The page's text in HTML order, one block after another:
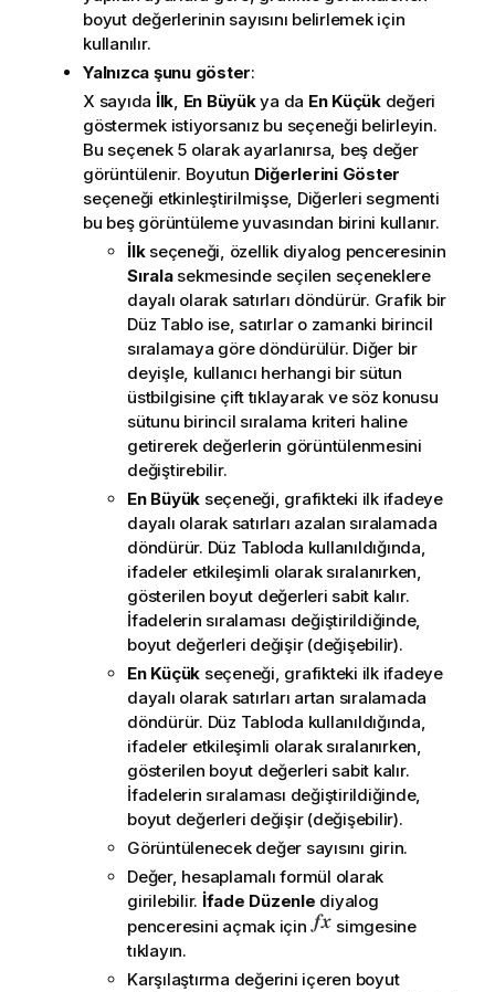
boyut değerlerinin sayısını belirlemek için
kullanılır.
Yalnızca şunu göster:
X sayıda İlk, En Büyükya da En Küçükdeğeri
göstermek istiyorsanız bu seçeneği belirleyin.
Bu seçenek 5 olarak ayarlanırsa, beş değer
görüntülenir. Boyutun Diğerlerini Göster
seçeneği etkinleştirilmişse, Diğerleri segmenti
bu beş görüntüleme yuvasından birini kullanır.
İlkseçeneği, özellik diyalog penceresinin
Sıralasekmesinde seçilen seçeneklere
dayalı olarak satırları döndürür. Grafik bir
Düz Tablo ise, satırlar o zamanki birincil
sıralamaya göre döndürülür. Diğer bir
deyişle, kullanıcı herhangi bir sütun
üstbilgisine çift tıklayarak ve söz konusu
sütunu birincil sıralama kriteri haline
getirerek değerlerin görüntülenmesini
değiştirebilir.
En Büyük seçeneği, grafikteki ilk ifadeye
dayalı olarak satırları azalan sıralamada
döndürür. Düz Tabloda kullanıldığında,
ifadeler etkileşimli olarak sıralanırken,
gösterilen boyut değerleri sabit kalır.
İfadelerin sıralaması değiştirildiğinde,
boyut değerleri değişir (değişebilir).
En Küçük seçeneği, grafikteki ilk ifadeye
dayalı olarak satırları artan sıralamada
döndürür. Düz Tabloda kullanıldığında,
ifadeler etkileşimli olarak sıralanırken,
gösterilen boyut değerleri sabit kalır.
İfadelerin sıralaması değiştirildiğinde,
boyut değerleri değişir (değişebilir).
Görüntülenecek değer sayısını girin.
Değer, hesaplamalı formül olarak
girilebilir. İfade Düzenle diyalog
penceresini açmak için
simgesine
tıklayın.
Karşılaştırma değerini içeren boyut